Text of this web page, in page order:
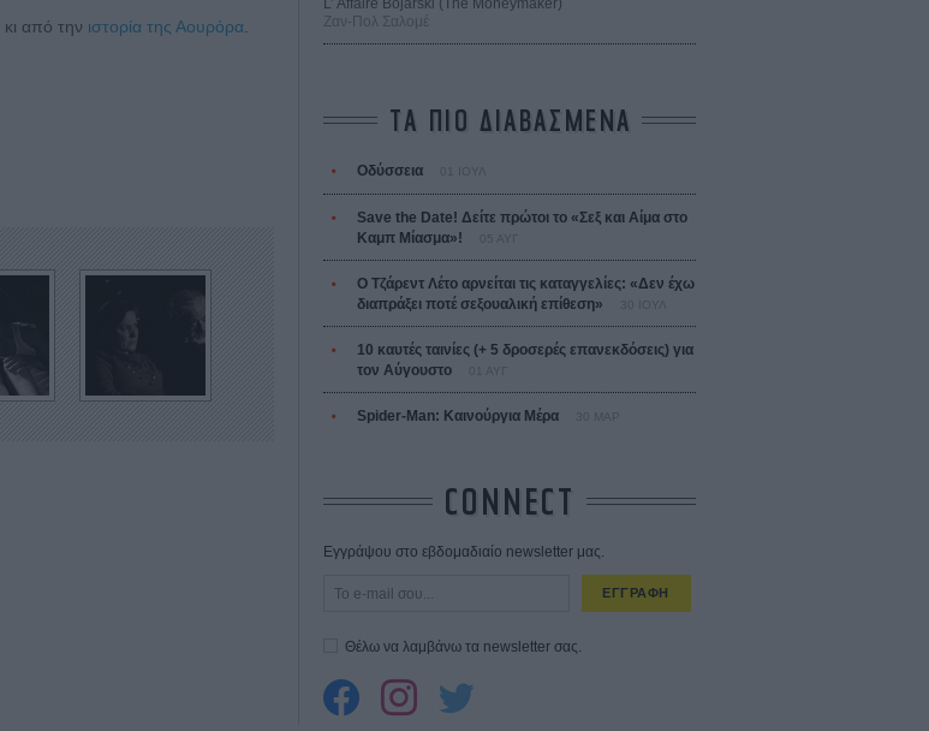
κι από την ιστορία της Αουρόρα
L’ Affaire Bojarski (The Moneymaker)
Ζαν-Πολ Σαλομέ
ΤΑ ΠΙΟ ΔΙΑΒΑΣΜΕΝΑ
Οδύσσεια
Save the Date! Δείτε πρώτοι το «Σεξ και Αίμα στο
Καμπ Μίασμα»!
Ο Τζάρεντ Λέτο αρνείται τις καταγγελίες: «Δεν έχω
διαπράξει ποτέ σεξουαλική επίθεση»
10 καυτές ταινίες (+ 5 δροσερές επανεκδόσεις) για
τον Αύγουστο
Spider-Man: Καινούργια Μέρα 30 ΜΑΡ
CONNECT
Εγγράψου στο εβδομαδιαίο newsletter μας.
ΕΓΓΡΑΦΗ
Θέλω να λαμβάνω τα newsletter σας.